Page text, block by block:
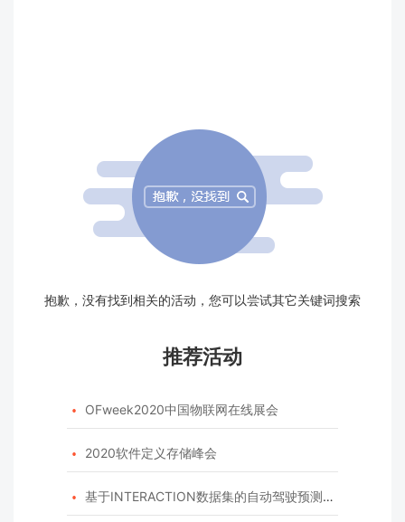
抱歉，没有找到相关的活动，您可以尝试其它关键词搜索
推荐活动
 OFweek2020中国物联网在线展会
 2020软件定义存储峰会
 基于INTERACTION数据集的自动驾驶预测模型挑战赛